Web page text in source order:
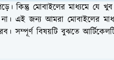
কিন্তু মোবাইলের মাধ্যমে যে
এই জন্য আমরা মোবাইলের
সম্পূর্ণ বিষয়টি বুঝতে